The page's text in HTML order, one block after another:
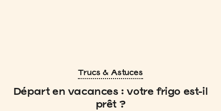
Trucs & Astuces
Départ en vacances : votre frigo est-il
prêt ?